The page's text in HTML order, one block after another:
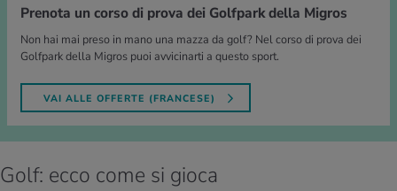
Prenota un corso di prova dei Golfpark della Migros
Non hai mai preso in mano una mazza da golf? Nel corso di prova dei
Golfpark della Migros puoi avvicinarti a questo sport.
VAI ALLE OFFERTE (FRANCESE)
Golf: ecco come si gioca